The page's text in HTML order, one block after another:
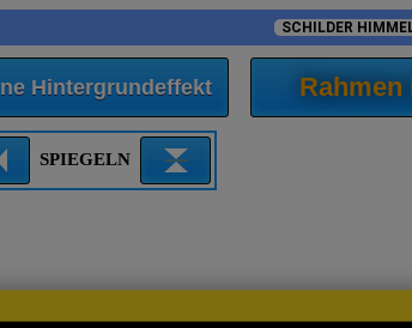
SCHILDER
Hintergrundeffekt Rahmen
SPIEGELN